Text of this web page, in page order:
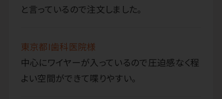
と言っているので注文しました。
東京都I歯科医院様
中心にワイヤーが入っているので圧迫感なく程
よい空間ができて喋りやすい。